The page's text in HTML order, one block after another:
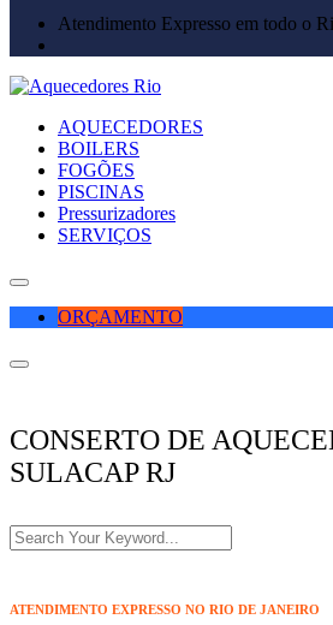
Atendimento Expresso em todo o
AQUECEDORES
BOILERS
FOGÕES
PISCINAS
Pressurizadores
SERVIÇOS
ORÇAMENTO
CONSERTO DE
SULACAP RJ
ATENDIMENTO EXPRESSO NO RIO DE JANEIRO